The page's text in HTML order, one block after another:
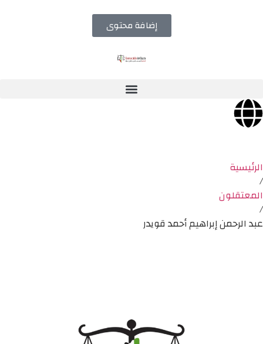
إضافة محتوى
الرئيسية
/
المعتقلون
/
عبد الرحمن إبراهيم أحمد قويدر